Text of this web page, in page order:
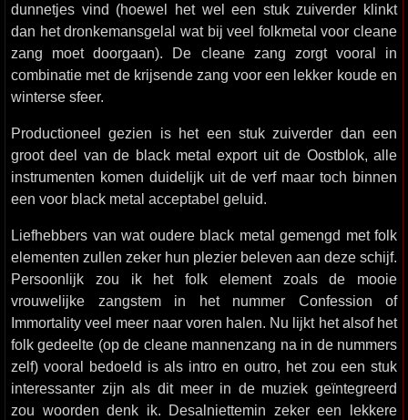
dunnetjes vind (hoewel het wel een stuk zuiverder klinkt
dan het dronkemansgelal wat bij veel folkmetal voor cleane
zang moet doorgaan). De cleane zang zorgt vooral in
combinatie met de krijsende zang voor een lekker koude en
winterse sfeer.
Productioneel gezien is het een stuk zuiverder dan een
groot deel van de black metal export uit de Oostblok, alle
instrumenten komen duidelijk uit de verf maar toch binnen
een voor black metal acceptabel geluid.
Liefhebbers van wat oudere black metal gemengd met folk
elementen zullen zeker hun plezier beleven aan deze schijf.
Persoonlijk zou ik het folk element zoals de mooie
vrouwelijke zangstem in het nummer Confession of
Immortality veel meer naar voren halen. Nu lijkt het alsof het
folk gedeelte (op de cleane mannenzang na in de nummers
zelf) vooral bedoeld is als intro en outro, het zou een stuk
interessanter zijn als dit meer in de muziek geïntegreerd
zou woorden denk ik. Desalniettemin zeker een lekkere